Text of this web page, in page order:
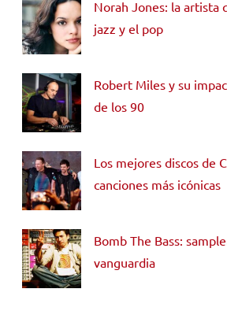
Norah Jones: la artista
jazz y el pop
Robert Miles y su
de los 90
Los mejores discos de
canciones más icónicas
Bomb The Bass:
vanguardia